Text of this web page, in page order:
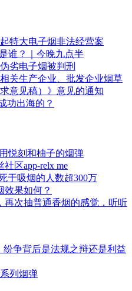
特大电子烟非法经营案
谁？｜今晚九点半
劣电子烟被判刑
关生产企业、批发企业烟草
意见稿）》意见的通知
功出海的？
悦刻和柚子的烟弹
区app-relx me
于吸烟的人数超300万
效果如何？
再次抽普通香烟的感觉，听听
争背后是法规之辩还是利益
列烟弹